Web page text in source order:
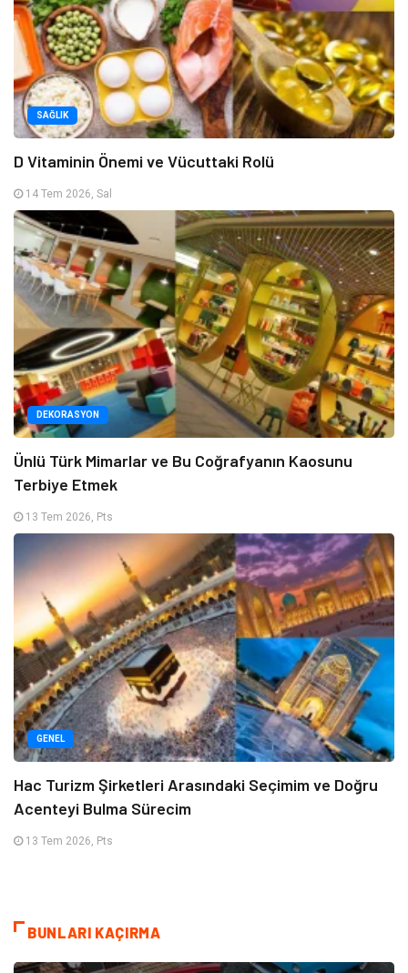
SAĞLIK
D Vitaminin Önemi ve Vücuttaki Rolü
14 Tem 2026, Sal
DEKORASYON
Ünlü Türk Mimarlar ve Bu Coğrafyanın Kaosunu
Terbiye Etmek
13 Tem 2026, Pts
GENEL
Hac Turizm Şirketleri Arasındaki Seçimim ve Doğru
Acenteyi Bulma Sürecim
13 Tem 2026, Pts
BUNLARI KAÇIRMA